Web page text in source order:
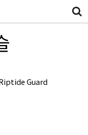
Guard